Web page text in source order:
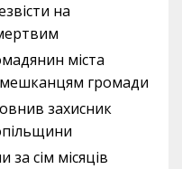
на
міста
громади
захисник
сім місяців